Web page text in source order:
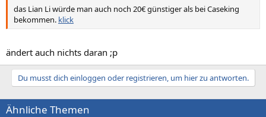
das Lian Li würde man auch noch 20€ günstiger als bei Caseking
bekommen. klick
ändert auch nichts daran ;p
Du musst dich einloggen oder registrieren, um hier zu antworten.
Ähnliche Themen